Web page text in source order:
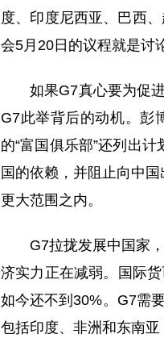
度、印度尼西亚、巴西
会5月20日的议程就是讨
如果G7真心要为促
G7此举背后的动机。彭
的“富国俱乐部”还列出
国的依赖，并阻止向中
更大范围之内。
G7拉拢发展中国家
济实力正在减弱。国际
如今还不到30%。G7需
包括印度、非洲和东南